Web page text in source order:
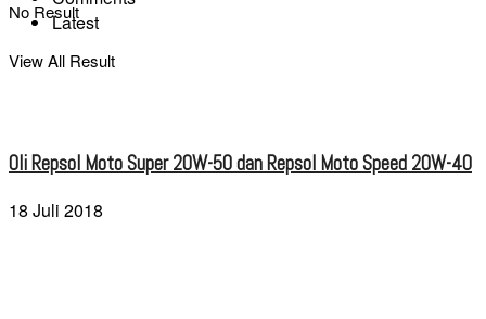
No Result
View All Result
Latest
Oli Repsol Moto Super 20W-50 dan Repsol Moto Speed 20W-40
18 Juli 2018